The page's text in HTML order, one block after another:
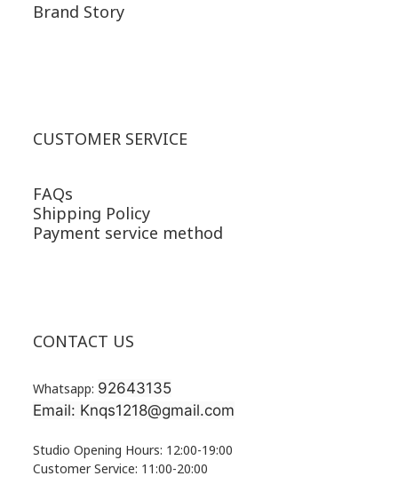
Brand Story
CUSTOMER SERVICE
FAQs
Shipping Policy
Payment service method
CONTACT US
Whatsapp: 92643135
Email: Knqs1218@gmail.com
Studio Opening Hours: 12:00-19:00
Customer Service: 11:00-20:00